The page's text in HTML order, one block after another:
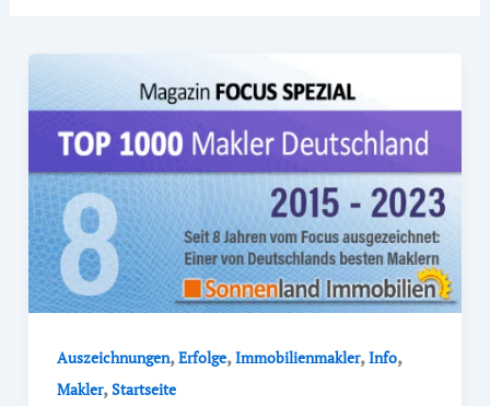
Auszeichnungen,Erfolge,Immobilienmakler,Info,
Makler,Startseite